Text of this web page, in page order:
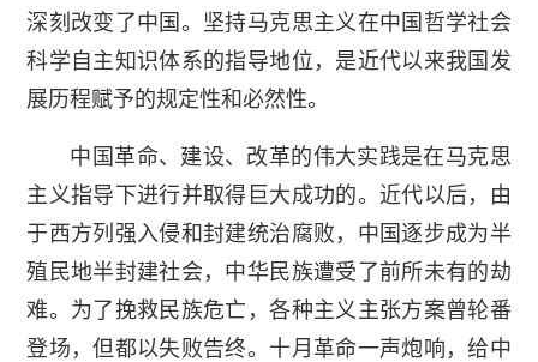
深刻改变了中国。坚持马克思主义在中国哲学社会
科学自主知识体系的指导地位，是近代以来我国发
展历程赋予的规定性和必然性。
中国革命、建设、改革的伟大实践是在马克思
主义指导下进行并取得巨大成功的。近代以后，由
于西方列强入侵和封建统治腐败，中国逐步成为半
殖民地半封建社会，中华民族遭受了前所未有的劫
难。为了挽救民族危亡，各种主义主张方案曾轮番
登场，但都以失败告终。十月革命一声炮响，给中